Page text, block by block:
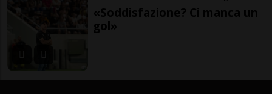
«Soddisfazione? Ci manca un
gol»